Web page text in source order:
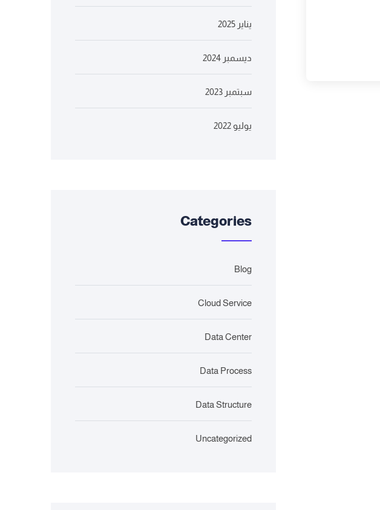
يناير 2025
ديسمبر 2024
سبتمبر 2023
يوليو 2022
Categories
Blog
Cloud Service
Data Center
Data Process
Data Structure
Uncategorized